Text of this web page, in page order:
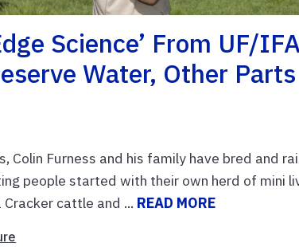
Science’ From UF/
Water, Other
Colin Furness and his family have bred and
people started with their own herd of mini
cattle and ... READ MORE